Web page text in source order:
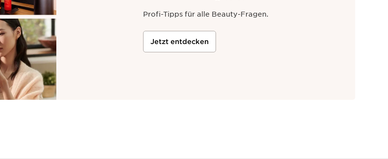
Profi-Tipps für alle Beauty-Fragen.
Jetzt entdecken